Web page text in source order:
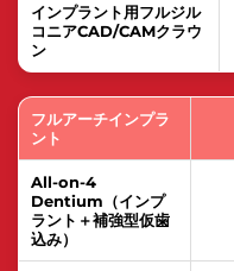
インプラント用フルジル
コニアCAD/CAMクラウ
ン
フルアーチインプラ
ント
All-on-4
Dentium（インプ
ラント＋補強型仮歯
込み）